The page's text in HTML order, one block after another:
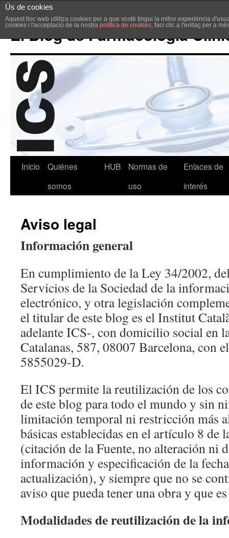
Ús de cookies
Aquest lloc web utilitza cookies per a que vostè tingui la millor experiència
cookies i l'acceptació de la nostra política de cookies, faci clic a l'enllaç per a
El Blog de Farmacología
Inicio
Quiénes
somos
HUB
Normas de
uso
Enlaces de
interés
Aviso legal
Información general
En cumplimiento de la Ley 34/2002,
Servicios de la Sociedad de la
electrónico, y otra legislación
el titular de este blog es el Institut
adelante ICS-, con domicilio social en
Catalanas, 587, 08007 Barcelona, con
5855029-D.
El ICS permite la reutilización de los
de este blog para todo el mundo y sin
limitación temporal ni restricción más
básicas establecidas en el artículo 8 de
(citación de la Fuente, no alteración ni
información y especificación de la
actualización), y siempre que no se
aviso que pueda tener una obra y que
Modalidades de reutilización de la